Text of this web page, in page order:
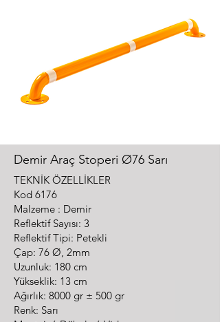
Demir Araç Stoperi Ø76 Sarı
TEKNİK ÖZELLİKLER
Kod 6176
Malzeme : Demir
Reflektif Sayısı: 3
Reflektif Tipi: Petekli
Çap: 76 Ø, 2mm
Uzunluk: 180 cm
Yükseklik: 13 cm
Ağırlık: 8000 gr ± 500 gr
Renk: Sarı